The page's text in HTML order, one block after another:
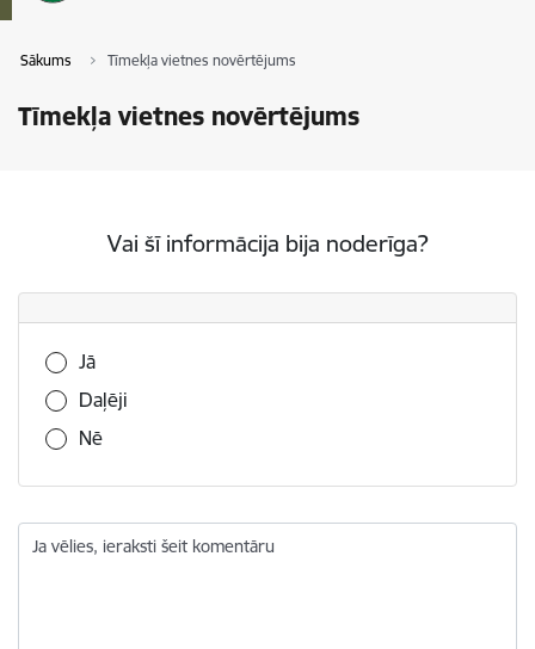
Sākums Tīmekļa vietnes novērtējums
Tīmekļa vietnes novērtējums
Vai šī informācija bija noderīga?
Vai šī informācija bija noderīga?
Jā
Daļēji
Nē
Ja vēlies, ieraksti šeit komentāru